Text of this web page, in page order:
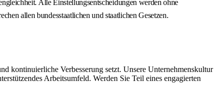
Alle Einstellungsentscheidungen werden ohne
allen bundesstaatlichen und staatlichen Gesetzen.
kontinuierliche Verbesserung setzt. Unsere Unternehmenskultur
Arbeitsumfeld. Werden Sie Teil eines engagierten